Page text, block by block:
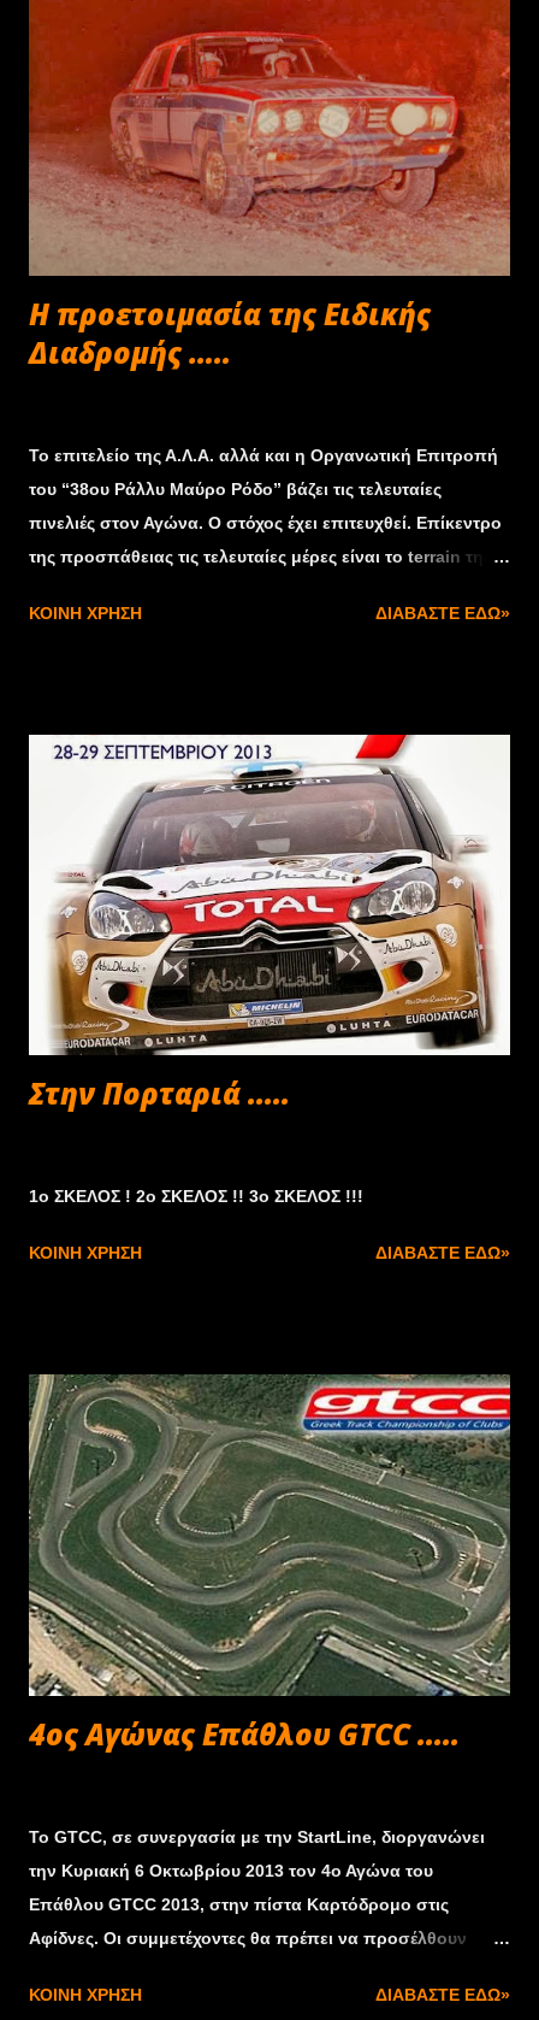
Η προετοιμασία της Ειδικής
Διαδρομής …..
Το επιτελείο της Α.Λ.Α. αλλά και η Οργανωτική Επιτροπή
του “38ου Ράλλυ Μαύρο Ρόδο” βάζει τις τελευταίες
πινελιές στον Αγώνα. Ο στόχος έχει επιτευχθεί. Επίκεντρο
της προσπάθειας τις τελευταίες μέρες είναι το terrain της
πληρωμάτων και θεατών, η Ειδική “κόντυνε” λίγο.
μ. Στο δύσκολο έργο της υλοποίησης συμβάλει τα
μέγιστα ο Δήμος Ωρωπού, που είναι αρωγός της όλης
προσπάθειας. Το φθινόπωρο έχει αρχίσει να ρίχνει τα
πέπλα του, και το δάσος που διατρέχει η Ειδική Διαδρομή,
ντύνετε στα χρυσοπράσινα. Το “38ο Μαύρο Ρόδο” είναι
προ των πυλών! Το Γραφείο Τύπου του Μαύρου Ρόδου
ΚΟΙΝΉ ΧΡΉΣΗ ΔΙΑΒΆΣΤΕ ΕΔΏ»
Στην Πορταριά .....
1o ΣΚΕΛΟΣ ! 2ο ΣΚΕΛΟΣ !! 3ο ΣΚΕΛΟΣ !!!
ΚΟΙΝΉ ΧΡΉΣΗ ΔΙΑΒΆΣΤΕ ΕΔΏ»
4ος Αγώνας Επάθλου GTCC .....
Το GTCC, σε συνεργασία με την StartLine, διοργανώνει
την Κυριακή 6 Οκτωβρίου 2013 τον 4ο Αγώνα του
Επάθλου GTCC 2013, στην πίστα Καρτόδρομο στις
Αφίδνες. Οι συμμετέχοντες θα πρέπει να προσέλθουν
έλεγχος και θα ακολουθήσει το briefing των οδηγών. Μετά
ΚΟΙΝΉ ΧΡΉΣΗ ΔΙΑΒΆΣΤΕ ΕΔΏ»